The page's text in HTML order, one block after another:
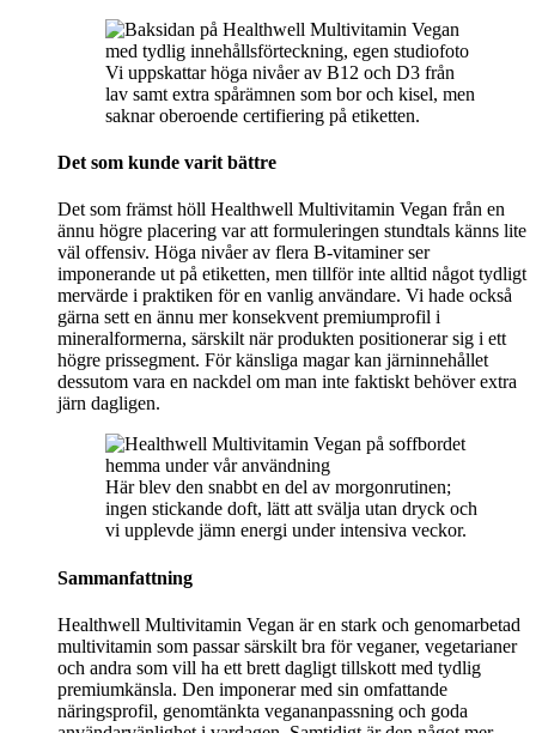
Vi uppskattar höga nivåer av B12 och D3 från
lav samt extra spårämnen som bor och kisel, men
saknar oberoende certifiering på etiketten.
Det som kunde varit bättre
Det som främst höll Healthwell Multivitamin Vegan från en
ännu högre placering var att formuleringen stundtals känns lite
väl offensiv. Höga nivåer av flera B-vitaminer ser
imponerande ut på etiketten, men tillför inte alltid något tydligt
mervärde i praktiken för en vanlig användare. Vi hade också
gärna sett en ännu mer konsekvent premiumprofil i
mineralformerna, särskilt när produkten positionerar sig i ett
högre prissegment. För känsliga magar kan järninnehållet
dessutom vara en nackdel om man inte faktiskt behöver extra
järn dagligen.
Här blev den snabbt en del av morgonrutinen;
ingen stickande doft, lätt att svälja utan dryck och
vi upplevde jämn energi under intensiva veckor.
Sammanfattning
Healthwell Multivitamin Vegan är en stark och genomarbetad
multivitamin som passar särskilt bra för veganer, vegetarianer
och andra som vill ha ett brett dagligt tillskott med tydlig
premiumkänsla. Den imponerar med sin omfattande
näringsprofil, genomtänkta vegananpassning och goda